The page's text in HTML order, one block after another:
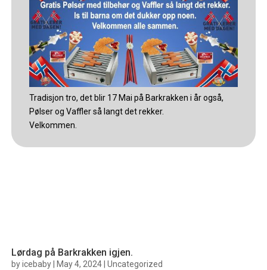
Tradisjon tro, det blir 17 Mai på Barkrakken i år også,
Pølser og Vaffler så langt det rekker.
Velkommen.
Lørdag på Barkrakken igjen.
byicebaby May 4, 2024 Uncategorized